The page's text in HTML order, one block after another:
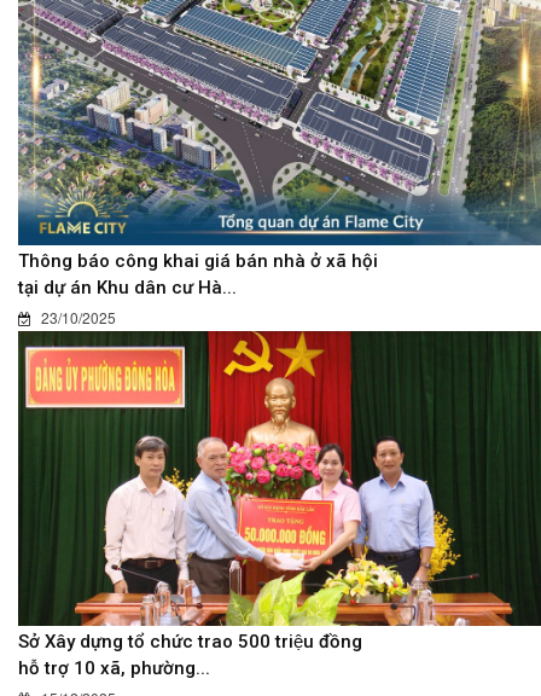
Thông báo công khai giá bán nhà ở xã hội
tại dự án Khu dân cư Hà...
23/10/2025
Sở Xây dựng tổ chức trao 500 triệu đồng
hỗ trợ 10 xã, phường...